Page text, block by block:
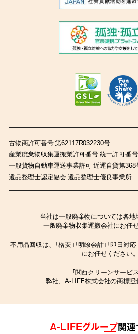
古物商許可番号 第62117R032230号
産業廃棄物収集運搬業許可番号 統一許可番
一般貨物自動車運送事業許可 近運自貨第368
遺品整理士認定協会 遺品整理士優良事業所
当社は一般廃棄物については各地
一般廃棄物収集運搬会社にお任
不用品回収は、「格安」「明瞭会計」「即日対
にお任せください。
「関西クリーンサービ
弊社、A-LIFE株式会社の商標登
A-LIFEグループ関連